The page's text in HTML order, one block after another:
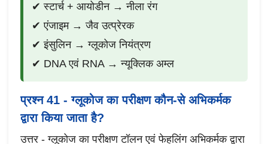
✔ स्टार्च + आयोडीन → नीला रंग
✔ एंजाइम → जैव उत्प्रेरक
✔ इंसुलिन → ग्लूकोज नियंत्रण
✔ DNA एवं RNA → न्यूक्लिक अम्ल
प्रश्न 41 - ग्लूकोज का परीक्षण कौन-से अभिकर्मक
द्वारा किया जाता है?
उत्तर - ग्लूकोज का परीक्षण टॉलन एवं फेहलिंग अभिकर्मक द्वारा